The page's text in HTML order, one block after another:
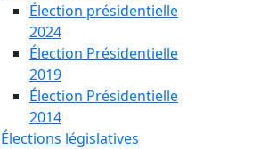
Élection présidentielle
2024
Élection Présidentielle
2019
Élection Présidentielle
2014
Élections législatives